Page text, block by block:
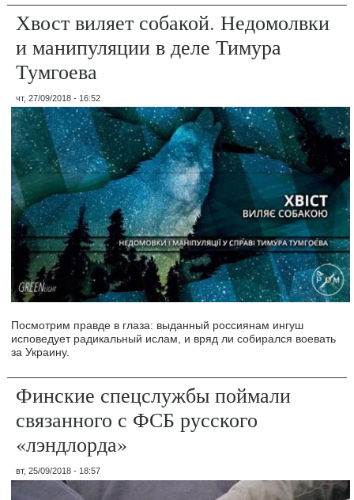
Хвост виляет собакой. Недомолвки
и манипуляции в деле Тимура
Тумгоева
чт, 27/09/2018 - 16:52
Посмотрим правде в глаза: выданный россиянам ингуш
исповедует радикальный ислам, и вряд ли собирался воевать
за Украину.
Финские спецслужбы поймали
связанного с ФСБ русского
«лэндлорда»
вт, 25/09/2018 - 18:57